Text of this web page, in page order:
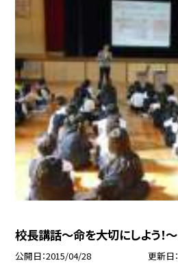
校長講話〜命を大切にしよう！〜
公開日 2015/04/28 更新日